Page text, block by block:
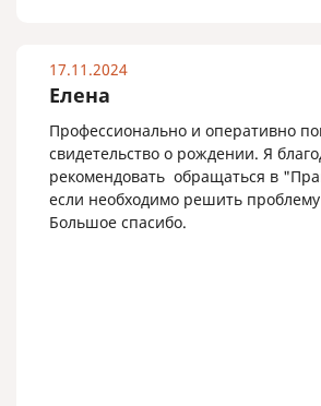
Я абсолютно довольна результатом
уверенностью буду
и перевода. Спасибо вам за вашу
17.11.2024
Елена
Профессионально и оперативно
свидетельство о рождении. Я
рекомендовать обращаться в
если необходимо решить
Большое спасибо.